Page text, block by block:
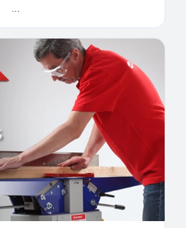
...